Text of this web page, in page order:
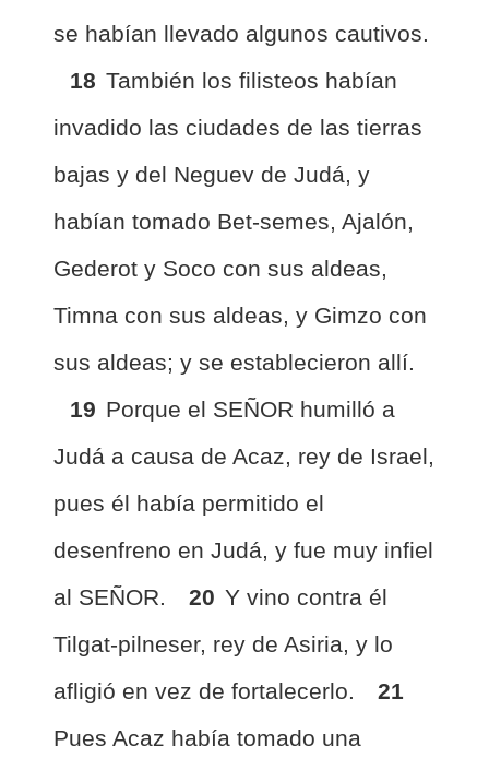
se habían llevado algunos cautivos.
18 También los filisteos habían
invadido las ciudades de las tierras
bajas y del Neguev de Judá, y
habían tomado Bet-semes, Ajalón,
Gederot y Soco con sus aldeas,
Timna con sus aldeas, y Gimzo con
sus aldeas; y se establecieron allí.
19 Porque el SEÑOR humilló a
Judá a causa de Acaz, rey de Israel,
pues él había permitido el
desenfreno en Judá, y fue muy infiel
al SEÑOR.
20 Y vino contra él
Tilgat-pilneser, rey de Asiria, y lo
afligió en vez de fortalecerlo.
21
Pues Acaz había tomado una